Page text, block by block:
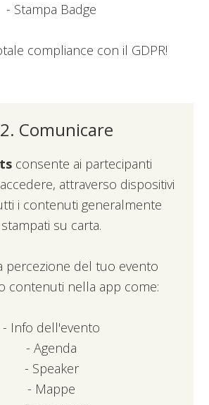
- Stampa Badge
compliance con il GDPR!
Comunicare
consente ai partecipanti
attraverso dispositivi
i contenuti generalmente
stampati su carta.
percezione del tuo evento
contenuti nella app come:
- Info dell'evento
- Agenda
- Speaker
- Mappe